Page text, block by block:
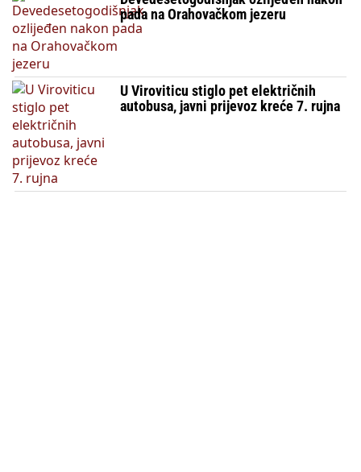
pada na Orahovačkom jezeru
U Viroviticu stiglo pet električnih
autobusa, javni prijevoz kreće 7. rujna